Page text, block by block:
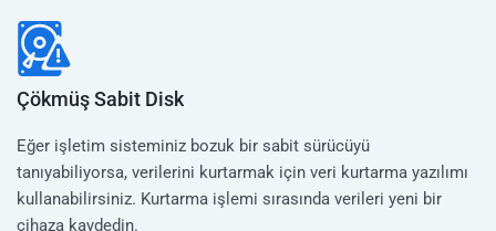
Çökmüş Sabit Disk
Eğer işletim sisteminiz bozuk bir sabit sürücüyü
tanıyabiliyorsa, verilerini kurtarmak için veri kurtarma yazılımı
kullanabilirsiniz. Kurtarma işlemi sırasında verileri yeni bir
cihaza kaydedin.